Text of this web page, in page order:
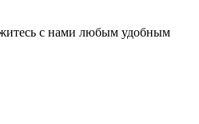
с нами любым удобным